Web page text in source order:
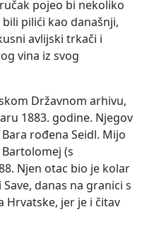
pojeo bi nekoliko
pilići kao današnji,
avlijski trkači i
vina iz svog
Državnom arhivu,
1883. godine. Njegov
rođena Seidl. Mijo
(s
Njen otac bio je kolar
danas na granici s
Hrvatske, jer je i čitav